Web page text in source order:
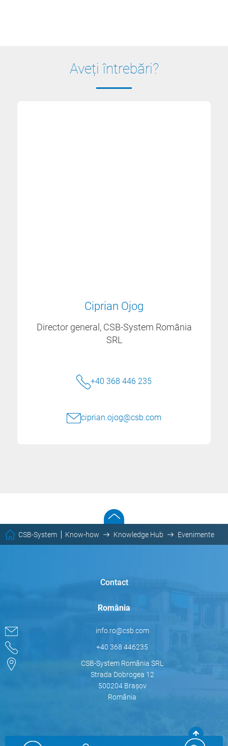
Aveți întrebări?
Ciprian Ojog
Director general, CSB-System România
SRL
+40 368 446 235
ciprian.ojog@csb.com
CSB-System Know-how Knowledge Hub Evenimente
Contact
România
info.ro@csb.com
+40 368 446235
CSB-System România SRL
Strada Dobrogea 12
500204 Brașov
România